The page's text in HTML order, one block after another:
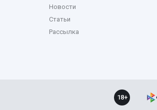
Новости
Статьи
Рассылка
18+